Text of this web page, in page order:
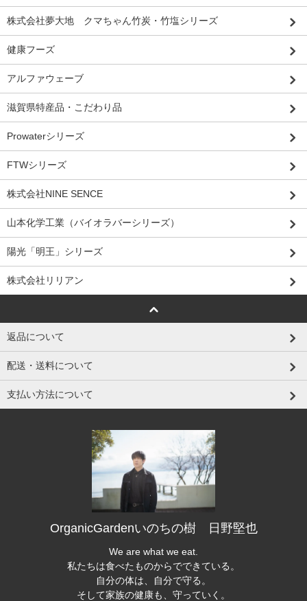
株式会社夢大地 クマちゃん竹炭・竹塩シリーズ
健康フーズ
アルファウェーブ
滋賀県特産品・こだわり品
Prowaterシリーズ
FTWシリーズ
株式会社NINE SENCE
山本化学工業（バイオラバーシリーズ）
陽光「明王」シリーズ
株式会社リリアン
返品について
配送・送料について
支払い方法について
OrganicGardenいのちの樹 日野堅也
We are what we eat.
私たちは食べたものからでできている。
自分の体は、自分で守る。
そして家族の健康も、守っていく。